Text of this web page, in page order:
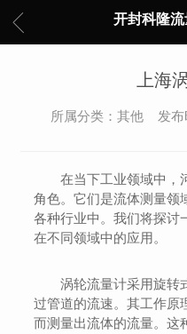
开封科隆流
上海
所属分类：其他 发布
在当下工业领域中，
角色。它们是流体测量领
各种行业中。我们将探讨
在不同领域中的应用。
涡轮流量计采用旋转
过管道的流速。其工作原
而测量出流体的流量。这